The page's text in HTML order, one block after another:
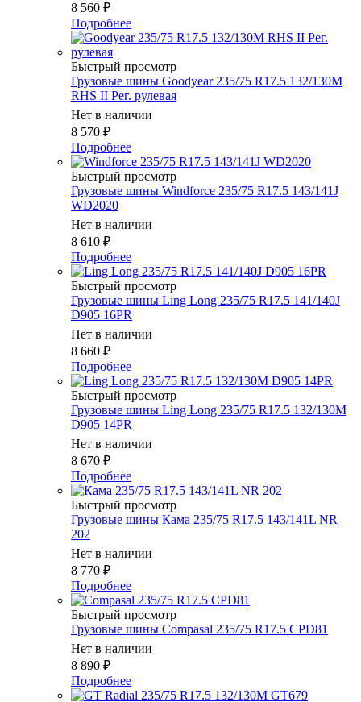
8 560 ₽
Подробнее
Быстрый просмотр
Грузовые шины Goodyear 235/75 R17.5 132/130M
RHS II Рег. рулевая
Нет в наличии
8 570 ₽
Подробнее
Быстрый просмотр
Грузовые шины Windforce 235/75 R17.5 143/141J
WD2020
Нет в наличии
8 610 ₽
Подробнее
Быстрый просмотр
Грузовые шины Ling Long 235/75 R17.5 141/140J
D905 16PR
Нет в наличии
8 660 ₽
Подробнее
Быстрый просмотр
Грузовые шины Ling Long 235/75 R17.5 132/130M
D905 14PR
Нет в наличии
8 670 ₽
Подробнее
Быстрый просмотр
Грузовые шины Кама 235/75 R17.5 143/141L NR
202
Нет в наличии
8 770 ₽
Подробнее
Быстрый просмотр
Грузовые шины Compasal 235/75 R17.5 CPD81
Нет в наличии
8 890 ₽
Подробнее